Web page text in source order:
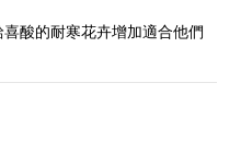
酸的耐寒花卉增加適合他們